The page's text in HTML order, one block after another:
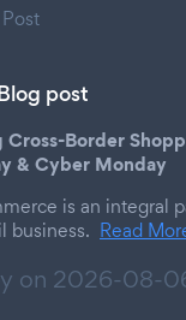
post
Border
& Cyber Monday
is an integral
business. Read
on 2026-08-